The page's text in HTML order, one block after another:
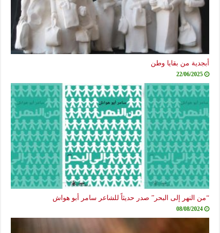
أبجدية من بقايا وطن
22/06/2025
“من النهر إلى البحر” صدر حديثاً للشاعر سامر أبو هواش
08/08/2024